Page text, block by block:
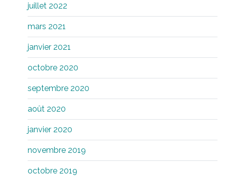
juillet 2022
mars 2021
janvier 2021
octobre 2020
septembre 2020
août 2020
janvier 2020
novembre 2019
octobre 2019